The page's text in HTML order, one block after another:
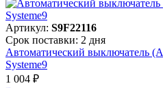
Артикул: S9F22116
Срок поставки: 2 дня
Автоматический выключатель
Systeme9
1 004 ₽